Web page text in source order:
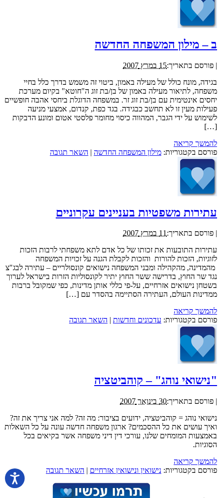
ב – מילון המשפחה החדשה
| פורסם בתאריך:15 במרץ 2007
בגידה, מונח כולל של מעילה באמון, ביטוי זה משמש בדרך כלל בחיי
משפחה, לתיאור מעילה באמון של בן/בת זוג ה"חוטא" בקיום מערכת
יחסים אינטימית עם בן/בת זוג זר. במשפחה הדוגלת ביחסי אהבה חופשיים
פעילות מעין זו לא תחשב כבגידה. בגד כפת, קנדום, אמצעי מניעה
לשימוש על ידי הגבר, המהווה כיסוי מחומר פלסטי אטום ומונע הדבקות
[…]
להמשך קריאה
פורסם בקטגוריות: מילון המשפחה החדשה | השאר תגובה
עתירות משפטיות בעניינים עקרוניים
פורסם בתאריך:11 במרץ 2007
עתירות התובעות את זכותו של כל אדם לתא משפחתי לרבות הזכות
לזוגיות, הזכות להורות והזכות לקבלת הגנה על זכויות המשפחה
מהמדינה, מהקהילה ומבני המשפחה נישואים קונסולריים – עתירה לבג"צ
נגד שר החוץ, בדרישה ששר החוץ יתיר לקונסוליות הזרות בישראל לערוך
בשטחן נישואים אזרחיים, על-פי כללי אותן מדינות, כפי שמקובל ברבות
ממדינות העולם, העתירה הסתיימה בהסדר עם […]
להמשך קריאה
פורסם בקטגוריות: עדכונים וחדשות השאר תגובה
"נישואי נוהג" – קוהביטציה
| פורסם בתאריך:30 בינואר 2007
נישואי נוהג = קוהביטציה, ידועים בציבור: מה זה? למה אני צריך את זה?
ואיך עושים את כל ההסכמים? ארגון משפחה חדשה עונה על כל השאלות
באמצעות המומחים שלנו, עורכי דין דיני משפחה אשר בקיאים בכל
הסוגיות.
להמשך קריאה
פורסם בקטגוריות: נישואין ונישואין אזרחיים | השאר תגובה